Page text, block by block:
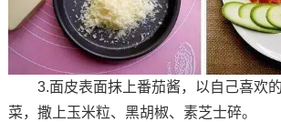
3.面皮表面抹上番茄酱，以自己喜欢
菜，撒上玉米粒、黑胡椒、素芝士碎。